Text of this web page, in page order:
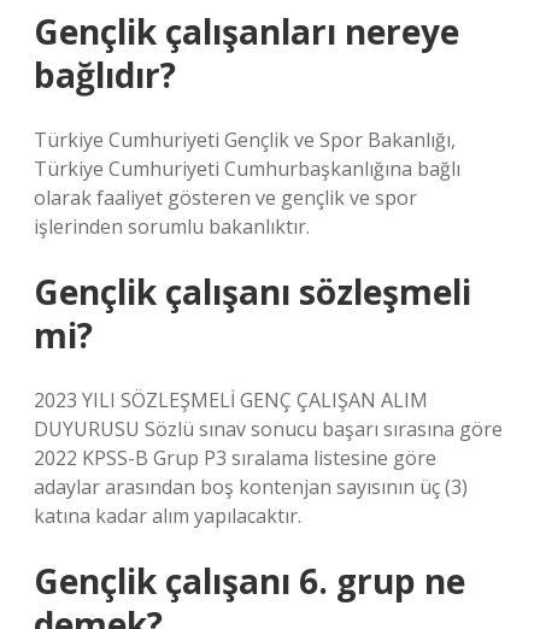
Gençlik çalışanları nereye
bağlıdır?
Türkiye Cumhuriyeti Gençlik ve Spor Bakanlığı,
Türkiye Cumhuriyeti Cumhurbaşkanlığına bağlı
olarak faaliyet gösteren ve gençlik ve spor
işlerinden sorumlu bakanlıktır.
Gençlik çalışanı sözleşmeli
mi?
2023 YILI SÖZLEŞMELİ GENÇ ÇALIŞAN ALIM
DUYURUSU Sözlü sınav sonucu başarı sırasına göre
2022 KPSS-B Grup P3 sıralama listesine göre
adaylar arasından boş kontenjan sayısının üç (3)
katına kadar alım yapılacaktır.
Gençlik çalışanı 6. grup ne